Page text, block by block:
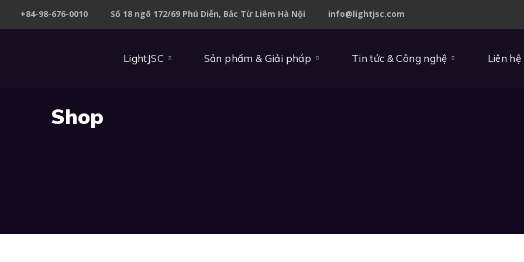
+84-98-676-0010 Số 18 ngõ 172/69 Phú Diễn, Bắc Từ Liêm Hà Nội info@lightjsc.com
LightJSC Sản phẩm & Giải pháp Tin tức & Công nghệ Liên hệ
Shop